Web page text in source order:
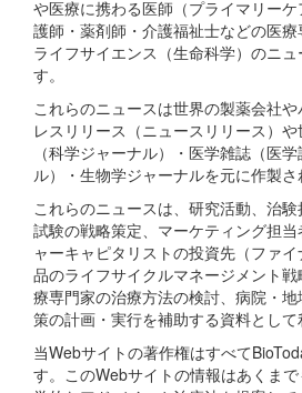
や医療に携わる医師（プライマリー
護師・薬剤師・介護福祉士などの医
ライフサイエンス（生命科学）のニ
す。
これらのニュースは世界の製薬会社
レスリリース（ニュースリリース）
（科学ジャーナル）・医学雑誌（医
ル）・生物学ジャーナルを元に作製さ
これらのニュースは、研究活動、治
試験の戦略策定、マーケティング担
ャーキャピタリストの投資先（ファ
品のライフサイクルマネージメント
療専門家の治療方法の検討、病院・
策の計画・実行を補助する資料として
当Webサイトの著作権はすべて
す。このWebサイトの情報はあくま